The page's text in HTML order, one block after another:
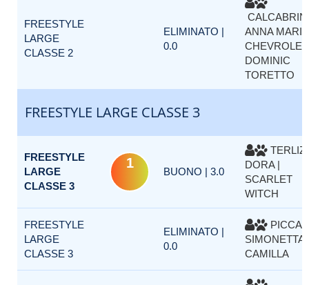
FREESTYLE
LARGE
CLASSE 2
ELIMINATO |
0.0
CALCABRINI
ANNA
CHEVROLET
DOMINIC
TORETTO
FREESTYLE LARGE CLASSE 3
FREESTYLE
LARGE
CLASSE 3
1
BUONO | 3.0
DORA |
SCARLET
WITCH
FREESTYLE
LARGE
CLASSE 3
ELIMINATO |
0.0
SIMONETTA |
CAMILLA